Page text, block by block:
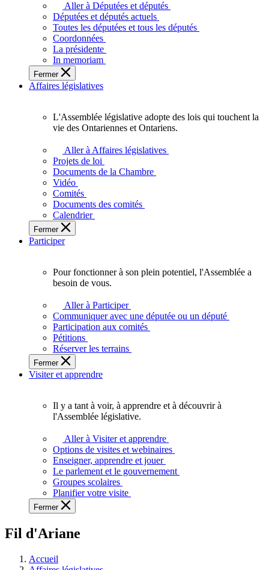
députés
vous
représentent
sein
de
l'Assemblée
législative
l'Ontario.
Aller à Députées et députés
Députées et députés actuels
Toutes les députées et tous les députés
Coordonnées
La présidente
In memoriam
Fermer
Affaires législatives
L'Assemblée
adopte
touchent
des
Ontariennes
et
L'Assemblée législative adopte des lois qui touchent la
vie des Ontariennes et Ontariens.
Aller à Affaires législatives
Projets de loi
Documents de la Chambre
Vidéo
Comités
Documents des comités
Calendrier
Fermer
Participer
plein
potentiel,
l'Assemblée
a
besoin
de
Pour fonctionner à son plein potentiel, l'Assemblée a
besoin de vous.
Aller à Participer
Communiquer avec une députée ou un député
Participation aux comités
Pétitions
Réserver les terrains
Fermer
Visiter et apprendre
voir,
apprendre
et
à
à
législative.
Il y a tant à voir, à apprendre et à découvrir à
l'Assemblée législative.
Aller à Visiter et apprendre
Options de visites et webinaires
Enseigner, apprendre et jouer
Le parlement et le gouvernement
Groupes scolaires
Planifier votre visite
Fermer
Fil d'Ariane
Accueil